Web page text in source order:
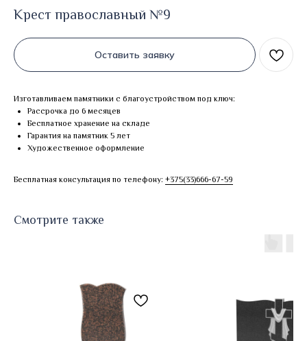
Крест православный №9
Оставить заявку
Изготавливаем памятники с благоустройством под ключ:
Рассрочка до 6 месяцев
Бесплатное хранение на складе
Гарантия на памятник 5 лет
Художественное оформление
Бесплатная консультация по телефону: +375(33)666-67-59
Смотрите также